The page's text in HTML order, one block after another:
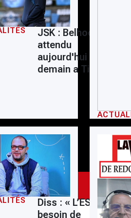
JSK : Belhocine
attendu
aujourd'hui ou
demain a Tizi
Diss : « L’ESS a
besoin de